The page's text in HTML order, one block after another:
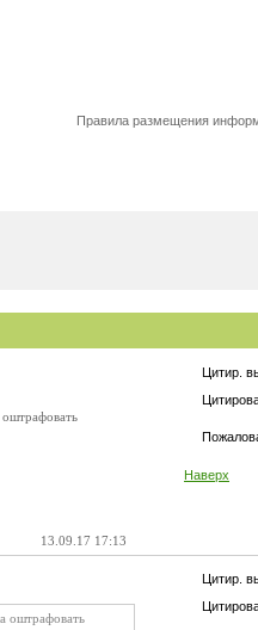
Правила размещения
Цитир.
Наверх
оштрафовать
13.09.17 17:13
Цитир.
оштрафовать